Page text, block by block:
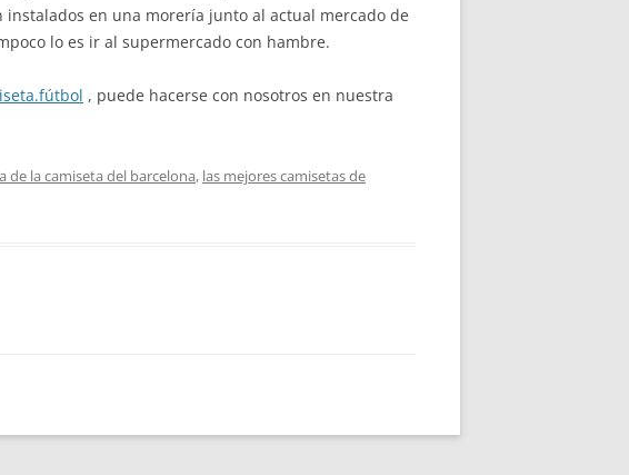
en una morería junto al actual mercado de
lo es ir al supermercado con hambre.
, puede hacerse con nosotros en nuestra
de la camiseta del barcelona, las mejores camisetas de